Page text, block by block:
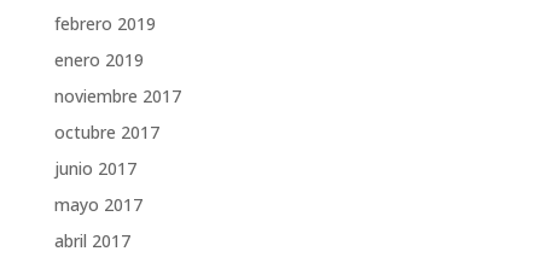
febrero 2019
enero 2019
noviembre 2017
octubre 2017
junio 2017
mayo 2017
abril 2017